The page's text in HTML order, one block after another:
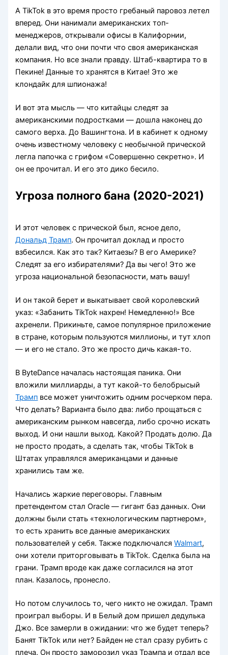
А TikTok в это время просто гребаный паровоз летел
вперед. Они нанимали американских топ-
менеджеров, открывали офисы в Калифорнии,
делали вид, что они почти что своя американская
компания. Но все знали правду. Штаб-квартира то в
Пекине! Данные то хранятся в Китае! Это же
клондайк для шпионажа!
И вот эта мысль — что китайцы следят за
американскими подростками — дошла наконец до
самого верха. До Вашингтона. И в кабинет к одному
очень известному человеку с необычной прической
легла папочка с грифом «Совершенно секретно». И
он ее прочитал. И его это дико бесило.
Угроза полного бана (2020-2021)
И этот человек с прической был, ясное дело,
Дональд Трамп. Он прочитал доклад и просто
взбесился. Как это так? Китаезы? В его Америке?
Следят за его избирателями? Да вы чего! Это же
угроза национальной безопасности, мать вашу!
И он такой берет и выкатывает свой королевский
указ: «Забанить TikTok нахрен! Немедленно!» Все
ахренели. Прикиньте, самое популярное приложение
в стране, которым пользуются миллионы, и тут хлоп
— и его не стало. Это же просто дичь какая-то.
В ByteDance началась настоящая паника. Они
вложили миллиарды, а тут какой-то белобрысый
Трамп все может уничтожить одним росчерком пера.
Что делать? Варианта было два: либо прощаться с
американским рынком навсегда, либо срочно искать
выход. И они нашли выход. Какой? Продать долю. Да
не просто продать, а сделать так, чтобы TikTok в
Штатах управлялся американцами и данные
хранились там же.
Начались жаркие переговоры. Главным
претендентом стал Oracle — гигант баз данных. Они
должны были стать «технологическим партнером»,
то есть хранить все данные американских
пользователей у себя. Также подключалсяWalmart,
они хотели приторговывать в TikTok. Сделка была на
грани. Трамп вроде как даже согласился на этот
план. Казалось, пронесло.
Но потом случилось то, чего никто не ожидал. Трамп
проиграл выборы. И в Белый дом пришел дедулька
Джо. Все замерли в ожидании: что же будет теперь?
Банят TikTok или нет? Байден не стал сразу рубить с
плеча. Он просто заморозил указ Трампа и отдал все